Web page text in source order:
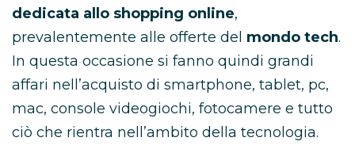
dedicata allo shopping online,
prevalentemente alle offerte del mondo tech.
In questa occasione si fanno quindi grandi
affari nell’acquisto di smartphone, tablet, pc,
mac, console videogiochi, fotocamere e tutto
ciò che rientra nell’ambito della tecnologia.